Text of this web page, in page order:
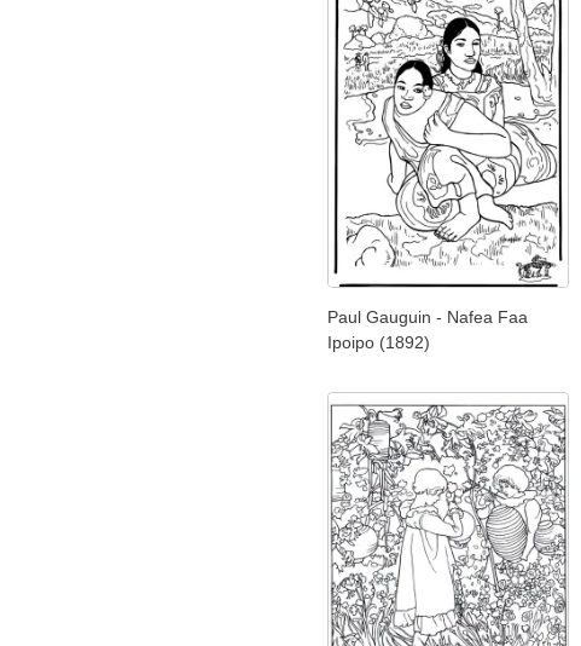
Paul Gauguin - Nafea Faa
Ipoipo (1892)